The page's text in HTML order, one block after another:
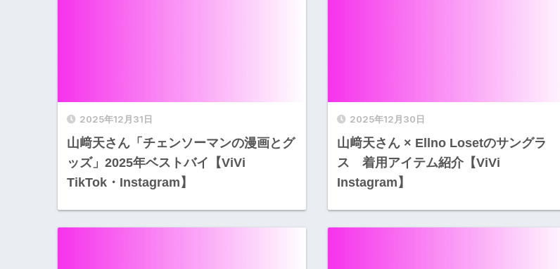
2025年12月31日
山﨑天さん「チェンソーマンの漫画とグ
ッズ」2025年ベストバイ【ViVi
TikTok・Instagram】
2025年12月30日
山﨑天さん × Ellno Losetのサングラ
ス 着用アイテム紹介【ViVi
Instagram】